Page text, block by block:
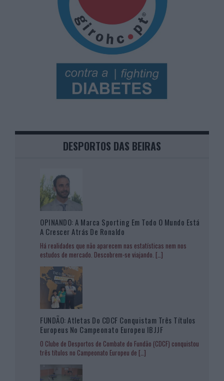
DESPORTOS DAS BEIRAS
OPINANDO: A Marca Sporting Em Todo O Mundo Está
A Crescer Atrás De Ronaldo
Há realidades que não aparecem nas estatísticas nem nos
estudos de mercado. Descobrem-se viajando. […]
FUNDÃO: Atletas Do CDCF Conquistam Três Títulos
Europeus No Campeonato Europeu IBJJF
O Clube de Desportos de Combate do Fundão (CDCF) conquistou
três títulos no Campeonato Europeu de […]